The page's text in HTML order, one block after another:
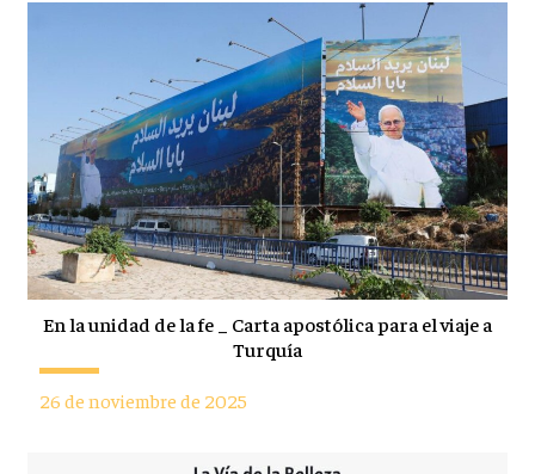
En la unidad de la fe _ Carta apostólica para el viaje a
Turquía
26 de noviembre de 2025